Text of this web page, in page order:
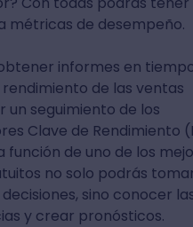
métricas de desempeño.
informes en
de las ventas
un seguimiento de los
Clave de Rendimiento
función de uno de los
no solo podrás
sino conocer
y crear pronósticos.